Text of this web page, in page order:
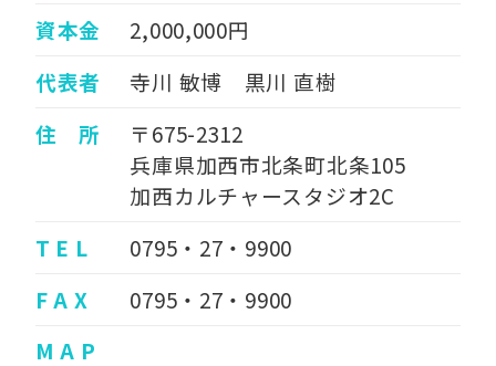
資本金
2,000,000円
代表者
寺川 敏博 黒川 直樹
住 所
〒675-2312
兵庫県加西市北条町北条105
加西カルチャースタジオ2C
T E L
0795・27・9900
F A X
0795・27・9900
M A P